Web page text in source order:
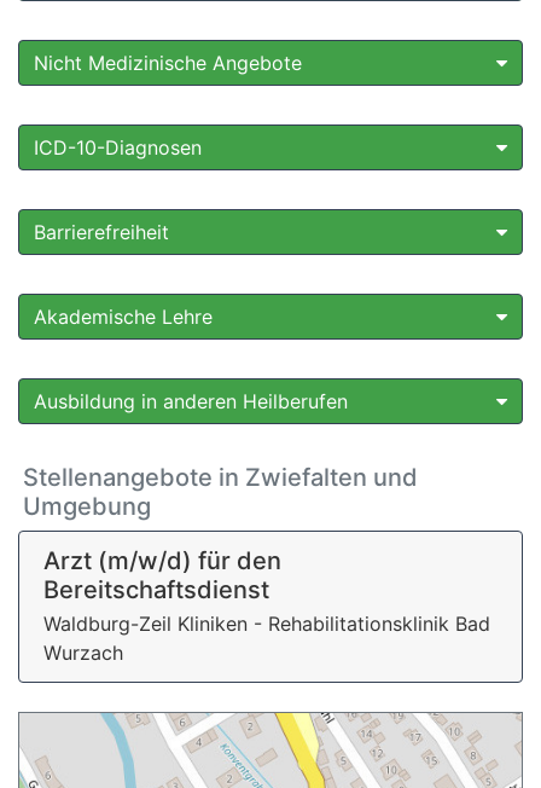
Nicht Medizinische Angebote
ICD-10-Diagnosen
Barrierefreiheit
Akademische Lehre
Ausbildung in anderen Heilberufen
Stellenangebote in Zwiefalten und
Umgebung
Arzt (m/w/d) für den
Bereitschaftsdienst
Waldburg-Zeil Kliniken - Rehabilitationsklinik Bad
Wurzach